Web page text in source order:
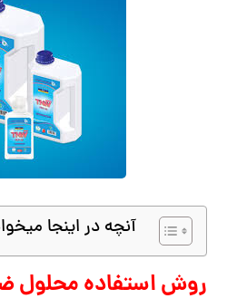
آنچه در اینجا
روش استفاده محلول